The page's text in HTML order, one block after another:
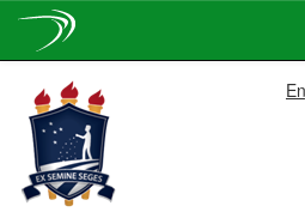
navigation